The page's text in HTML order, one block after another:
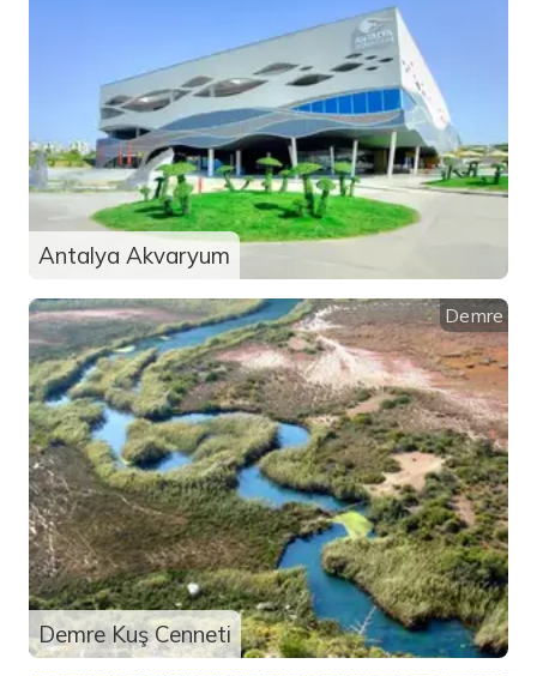
Antalya Akvaryum
Demre Kuş Cenneti
Demre